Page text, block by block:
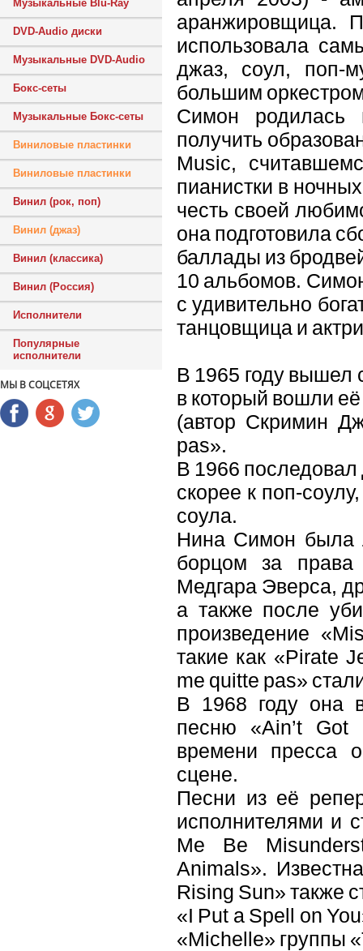
Музыкальные Blu-Ray
DVD-Audio диски
Музыкальные DVD-Audio
Бокс-сеты
Музыкальные Бокс-сеты
Виниловые пластинки
Виниловые пластинки
Винил (рок, поп)
Винил (джаз)
Винил (классика)
Винил (Россия)
Исполнители
Популярные
исполнители
МЫ В СОЦСЕТЯХ
аранжировщица.
использовала
джаз, соул, поп-
большим
Симон родилась
получить
Music,
пианистки в
честь своей
она подготовила
баллады из
10 альбомов.
с удивительно
танцовщица и
В 1965 году вышел
в который вошли
(автор Скримин
pas».
В 1966 последовал
скорее к поп-
соула.
Нина Симон была
борцом за права
Медгара Эверса,
а также после
произведение
такие как «Pirate
me quitte pas»
В 1968 году она
песню «Ain’t Got
времени пресса
сцене.
Песни из её
исполнителями и
Me Be
Animals».
Rising Sun» также
«I Put a Spell on
«Michelle» группы